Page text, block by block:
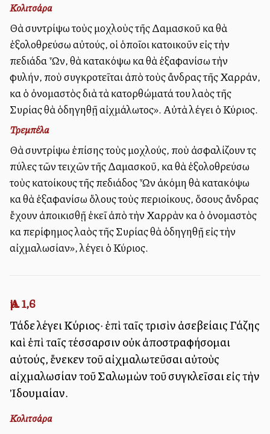
Κολιτσάρα
Θὰ συντρίψω τοὺς μοχλοὺς τῆς Δαμασκοῦ καὶ θὰ
ἐξολοθρεύσω αὐτούς, οἱ ὁποῖοι κατοικοῦν εἰς τὴν
πεδιάδα Ὦν, θὰ κατακόψω καὶ θὰ ἐξαφανίσω τὴν
φυλήν, ποὺ συγκροτεῖται ἀπὸ τοὺς ἄνδρας τῆς Χαρράν,
καὶ ὁ ὀνομαστὸς διὰ τὰ κατορθώματά του λαὸς τῆς
Συρίας θὰ ὁδηγηθῇ αἰχμάλωτος». Αὐτὰ λέγει ὁ Κύριος.
Τρεμπέλα
Θὰ συντρίψω ἐπίσης τοὺς μοχλούς, ποὺ ἀσφαλίζουν τὶς
πύλες τῶν τειχῶν τῆς Δαμασκοῦ, καὶ θὰ ἐξολοθρεύσω
τοὺς κατοίκους τῆς πεδιάδος Ὦν ἀκόμη θὰ κατακόψω
καὶ θὰ ἐξαφανίσω ὅλους τοὺς περιοίκους, ὅσους ἄνδρας
ἔχουν ἀποικισθῇ ἐκεῖ ἀπὸ τὴν Χαρρὰν καὶ ὁ ὀνομαστὸς
καὶ περίφημος λαὸς τῆς Συρίας θὰ ὁδηγηθῇ εἰς τὴν
αἰχμαλωσίαν», λέγει ὁ Κύριος.
Ἀμ. 1,6
Τάδε λέγει Κύριος· ἐπὶ ταῖς τρισὶν ἀσεβείαις Γάζης
καὶ ἐπὶ ταῖς τέσσαρσιν οὐκ ἀποστραφήσομαι
αὐτούς, ἕνεκεν τοῦ αἰχμαλωτεῦσαι αὐτοὺς
αἰχμαλωσίαν τοῦ Σαλωμὼν τοῦ συγκλεῖσαι εἰς τὴν
Ἰδουμαίαν.
Κολιτσάρα